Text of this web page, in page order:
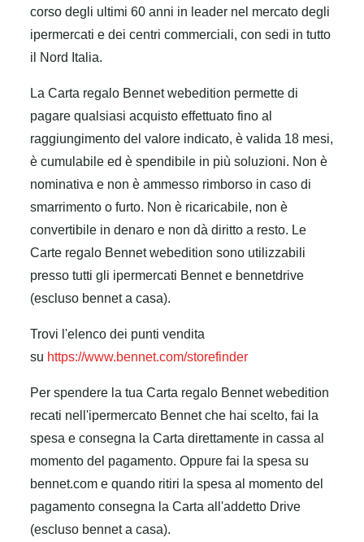
corso degli ultimi 60 anni in leader nel mercato degli
ipermercati e dei centri commerciali, con sedi in tutto
il Nord Italia.
La Carta regalo Bennet webedition permette di
pagare qualsiasi acquisto effettuato fino al
raggiungimento del valore indicato, è valida 18 mesi,
è cumulabile ed è spendibile in più soluzioni. Non è
nominativa e non è ammesso rimborso in caso di
smarrimento o furto. Non è ricaricabile, non è
convertibile in denaro e non dà diritto a resto. Le
Carte regalo Bennet webedition sono utilizzabili
presso tutti gli ipermercati Bennet e bennetdrive
(escluso bennet a casa).
Trovi l'elenco dei punti vendita
su https://www.bennet.com/storefinder
Per spendere la tua Carta regalo Bennet webedition
recati nell'ipermercato Bennet che hai scelto, fai la
spesa e consegna la Carta direttamente in cassa al
momento del pagamento. Oppure fai la spesa su
bennet.com e quando ritiri la spesa al momento del
pagamento consegna la Carta all'addetto Drive
(escluso bennet a casa).